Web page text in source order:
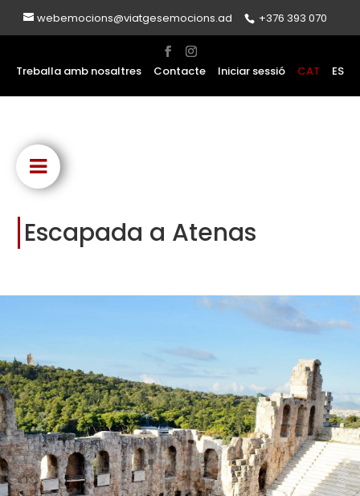
webemocions@viatgesemocions.ad +376 393 070
Treballa amb nosaltres Contacte Iniciar sessió CAT ES
Escapada a Atenas